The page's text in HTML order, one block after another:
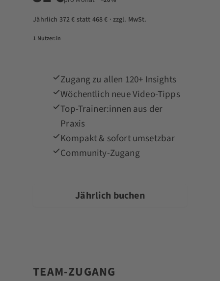
Jährlich 372 € statt 468 € · zzgl. MwSt.
1 Nutzer:in
Zugang zu allen 120+ Insights
Wöchentlich neue Video-Tipps
Top-Trainer:innen aus der
Praxis
Kompakt & sofort umsetzbar
Community-Zugang
Jährlich buchen
TEAM-ZUGANG